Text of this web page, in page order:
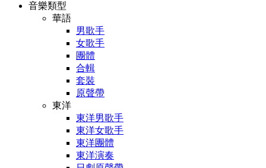
音樂類型
華語
男歌手
女歌手
團體
合輯
套裝
原聲帶
東洋
東洋男歌手
東洋女歌手
東洋團體
東洋演奏